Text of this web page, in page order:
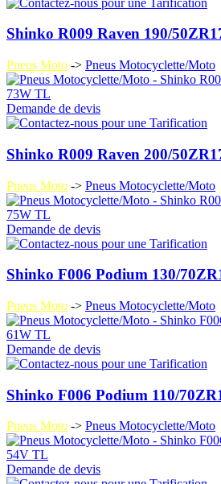
Shinko R009 Raven 190/
Pneus Moto -> Pneus Motocyclette/Moto
Demande de devis
Shinko R009 Raven 200/
Pneus Moto -> Pneus Motocyclette/Moto
Demande de devis
Shinko F006 Podium 130/
Pneus Moto -> Pneus Motocyclette/Moto
Demande de devis
Shinko F006 Podium 110/
Pneus Moto -> Pneus Motocyclette/Moto
Demande de devis